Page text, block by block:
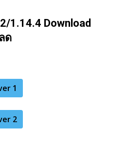
1.14.4 Download
ด
1
2